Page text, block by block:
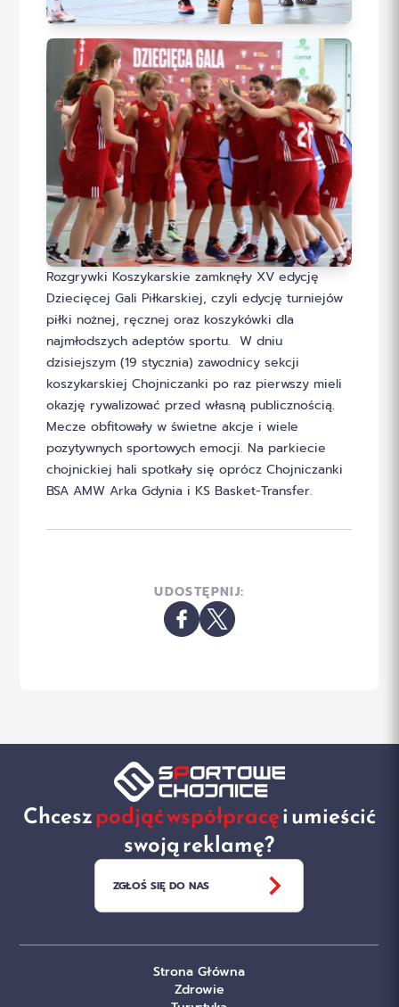
Rozgrywki Koszykarskie zamknęły XV edycję
Dziecięcej Gali Piłkarskiej, czyli edycję turniejów
piłki nożnej, ręcznej oraz koszykówki dla
najmłodszych adeptów sportu. W dniu
dzisiejszym (19 stycznia) zawodnicy sekcji
koszykarskiej Chojniczanki po raz pierwszy mieli
okazję rywalizować przed własną publicznością.
Mecze obfitowały w świetne akcje i wiele
pozytywnych sportowych emocji. Na parkiecie
chojnickiej hali spotkały się oprócz Chojniczanki
BSA AMW Arka Gdynia i KS Basket-Transfer.
UDOSTĘPNIJ:
Chceszpodjąć współpracęi umieścić
swoją reklamę?
ZGŁOŚ SIĘ DO NAS
Strona Główna
Zdrowie